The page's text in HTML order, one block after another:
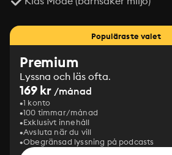
Populäraste valet
Premium
Lyssna och läs ofta.
169 kr /månad
1 konto
100 timmar/månad
Exklusivt innehåll
Avsluta när du vill
Obegränsad lyssning på podcasts